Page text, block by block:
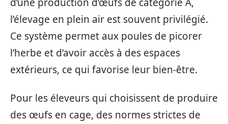
l’élevage en plein air est souvent privilégié.
Ce système permet aux poules de picorer
l’herbe et d’avoir accès à des espaces
extérieurs, ce qui favorise leur bien-être.
Pour les éleveurs qui choisissent de produire
des œufs en cage, des normes strictes de